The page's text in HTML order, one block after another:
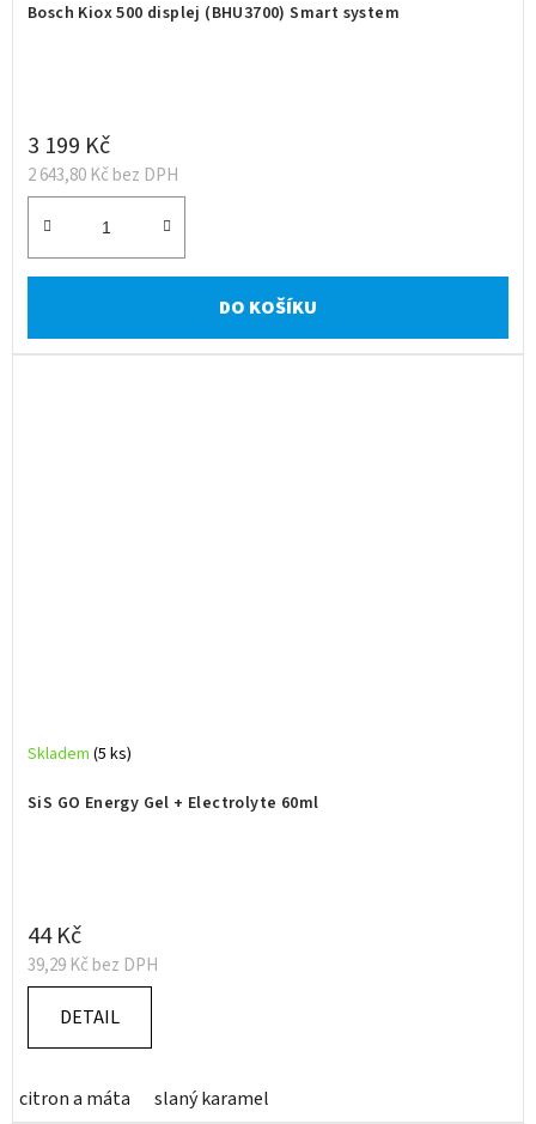
Bosch Kiox 500 displej (BHU3700) Smart system
2 643,80 Kč bez DPH
3 199 Kč
DO KOŠÍKU
SiS GO Energy Gel + Electrolyte 60ml
Skladem (5 ks)
39,29 Kč bez DPH
44 Kč
DETAIL
citron a máta slaný karamel